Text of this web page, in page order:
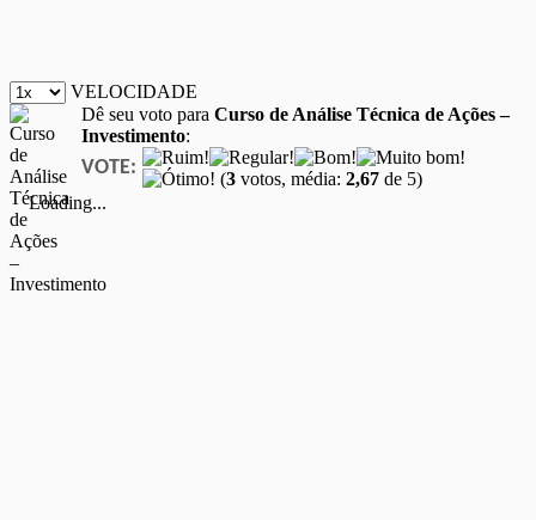
VELOCIDADE
Dê seu voto para Curso de Análise Técnica de Ações –
Investimento:
VOTE: (3 votos, média: 2,67 de 5)
Loading...